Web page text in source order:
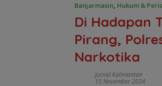
Banjarmasin, Hukum &
Di Hadapan
Pirang,
Narkotika
Jurnal Kalimantan
15 November 2024